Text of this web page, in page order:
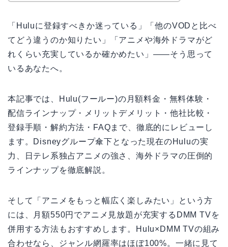
「Huluに登録すべきか迷っている」「他のVODと比べ
てどう違うのか知りたい」「アニメや海外ドラマがど
れくらい充実しているか確かめたい」——そう思って
いるあなたへ。
本記事では、Hulu(フールー)の月額料金・無料体験・
配信ラインナップ・メリットデメリット・他社比較・
登録手順・解約方法・FAQまで、徹底的にレビューし
ます。Disneyグループ傘下となった現在のHuluの実
力、日テレ系独占アニメの強さ、海外ドラマの圧倒的
ラインナップを徹底解説。
そして「アニメをもっと幅広く楽しみたい」という方
には、月額550円でアニメ見放題が充実するDMM TVを
併用する方法もおすすめします。Hulu×DMM TVの組み
合わせなら、ジャンル網羅率はほぼ100%。一緒に見て